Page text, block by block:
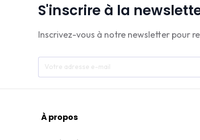
S'inscrire à la
Inscrivez-vous à notre newsletter pour
À propos